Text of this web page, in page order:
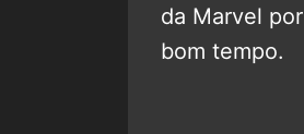
da Marvel
bom tempo.